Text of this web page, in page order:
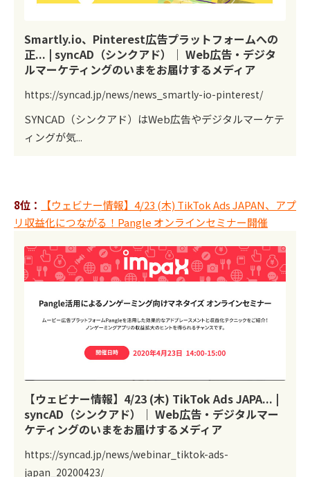
Smartly.io、Pinterest広告プラットフォームへの
正... | syncAD（シンクアド）｜ Web広告・デジタ
ルマーケティングのいまをお届けするメディア
https://syncad.jp/news/news_smartly-io-pinterest/
SYNCAD（シンクアド）はWeb広告やデジタルマーケテ
ィングが気...
8位：
【ウェビナー情報】4/23 (木) TikTok Ads JAPAN、アプ
リ収益化につながる！Pangle オンラインセミナー開催
【ウェビナー情報】4/23 (木) TikTok Ads JAPA... |
syncAD（シンクアド）｜ Web広告・デジタルマー
ケティングのいまをお届けするメディア
https://syncad.jp/news/webinar_tiktok-ads-
japan_20200423/